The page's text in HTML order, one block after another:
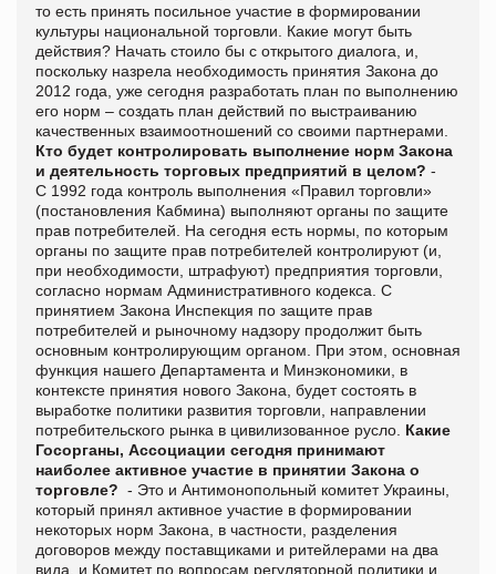
то есть принять посильное участие в формировании
культуры национальной торговли. Какие могут быть
действия? Начать стоило бы с открытого диалога, и,
поскольку назрела необходимость принятия Закона до
2012 года, уже сегодня разработать план по выполнению
его норм – создать план действий по выстраиванию
качественных взаимоотношений со своими партнерами.
Кто будет контролировать выполнение норм Закона
и деятельность торговых предприятий в целом? -
С 1992 года контроль выполнения «Правил торговли»
(постановления Кабмина) выполняют органы по защите
прав потребителей. На сегодня есть нормы, по которым
органы по защите прав потребителей контролируют (и,
при необходимости, штрафуют) предприятия торговли,
согласно нормам Административного кодекса. С
принятием Закона Инспекция по защите прав
потребителей и рыночному надзору продолжит быть
основным контролирующим органом. При этом, основная
функция нашего Департамента и Минэкономики, в
контексте принятия нового Закона, будет состоять в
выработке политики развития торговли, направлении
потребительского рынка в цивилизованное русло. Какие
Госорганы, Ассоциации сегодня принимают
наиболее активное участие в принятии Закона о
торговле? - Это и Антимонопольный комитет Украины,
который принял активное участие в формировании
некоторых норм Закона, в частности, разделения
договоров между поставщиками и ритейлерами на два
вида, и Комитет по вопросам регуляторной политики и